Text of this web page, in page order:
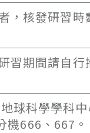
，核發研習時
習期間請自行
球科學學科
機666、667。